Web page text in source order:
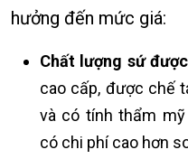
hưởng đến mức giá:
Chất lượng sứ
cao cấp, được chế
và có tính thẩm
có chi phí cao hơn